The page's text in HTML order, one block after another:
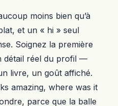
moins bien qu’à
et un « hi » seul
Soignez la première
détail réel du profil —
livre, un goût affiché.
amazing, where was it
parce que la balle